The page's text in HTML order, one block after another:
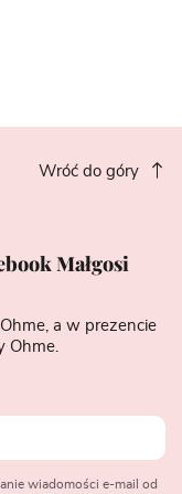
Wróć do góry
Małgosi
a w prezencie
Ohme.
wiadomości e-mail od